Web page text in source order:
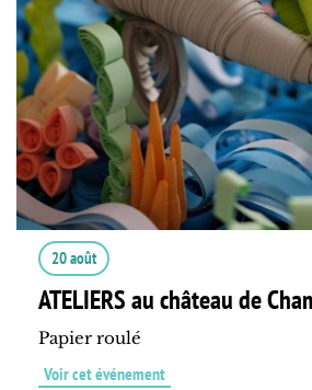
20 août
ATELIERS au château de
Papier roulé
Voir cet événement